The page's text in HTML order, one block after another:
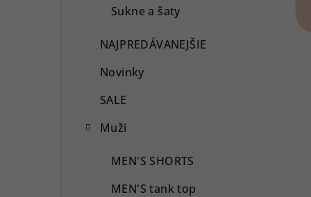
Sukne a šaty
NAJPREDÁVANEJŠIE
Novinky
SALE
Muži
MEN'S SHORTS
MEN'S tank top